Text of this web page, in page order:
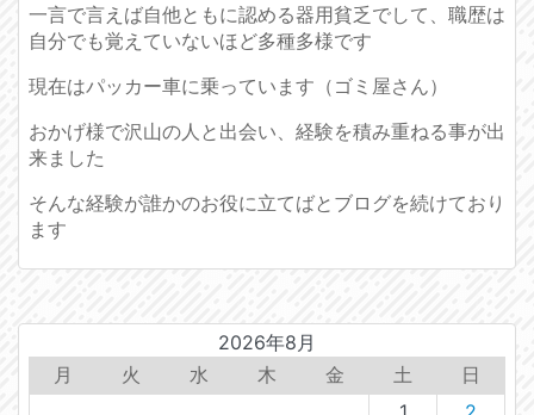
一言で言えば自他ともに認める器用貧乏でして、職歴は
自分でも覚えていないほど多種多様です
現在はパッカー車に乗っています（ゴミ屋さん）
おかげ様で沢山の人と出会い、経験を積み重ねる事が出
来ました
そんな経験が誰かのお役に立てばとブログを続けており
ます
2026年8月
月
火 水 木 金 土
日